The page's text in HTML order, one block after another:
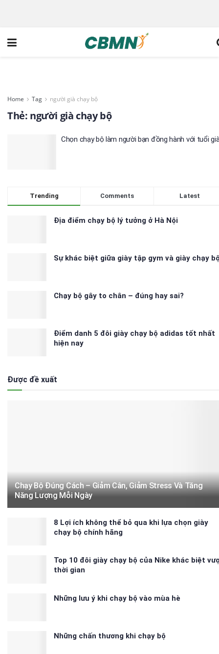
Home Tag người già chạy bộ
Thẻ: người già chạy bộ
Chọn chạy bộ làm người bạn đồng hành với tuổi
Trending Comments Latest
Địa điểm chạy bộ lý tưởng ở Hà Nội
Sự khác biệt giữa giày tập gym và giày chạy
Chạy bộ gây to chân – đúng hay sai?
Điểm danh 5 đôi giày chạy bộ adidas tốt nhất
hiện nay
Được đề xuất
Chạy Bộ Đúng Cách – Giảm Cân, Giảm Stress Và Tăng
Năng Lượng Mỗi Ngày
8 Lợi ích không thể bỏ qua khi lựa chọn giày
chạy bộ chính hãng
Top 10 đôi giày chạy bộ của Nike khác biệt
thời gian
Những lưu ý khi chạy bộ vào mùa hè
Những chấn thương khi chạy bộ